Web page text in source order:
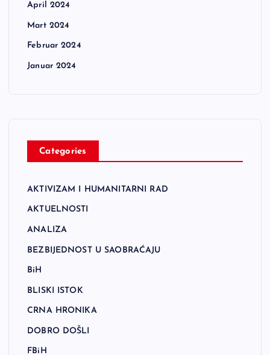
April 2024
Mart 2024
Februar 2024
Januar 2024
Categories
AKTIVIZAM I HUMANITARNI RAD
AKTUELNOSTI
ANALIZA
BEZBIJEDNOST U SAOBRAĆAJU
BiH
BLISKI ISTOK
CRNA HRONIKA
DOBRO DOŠLI
FBiH